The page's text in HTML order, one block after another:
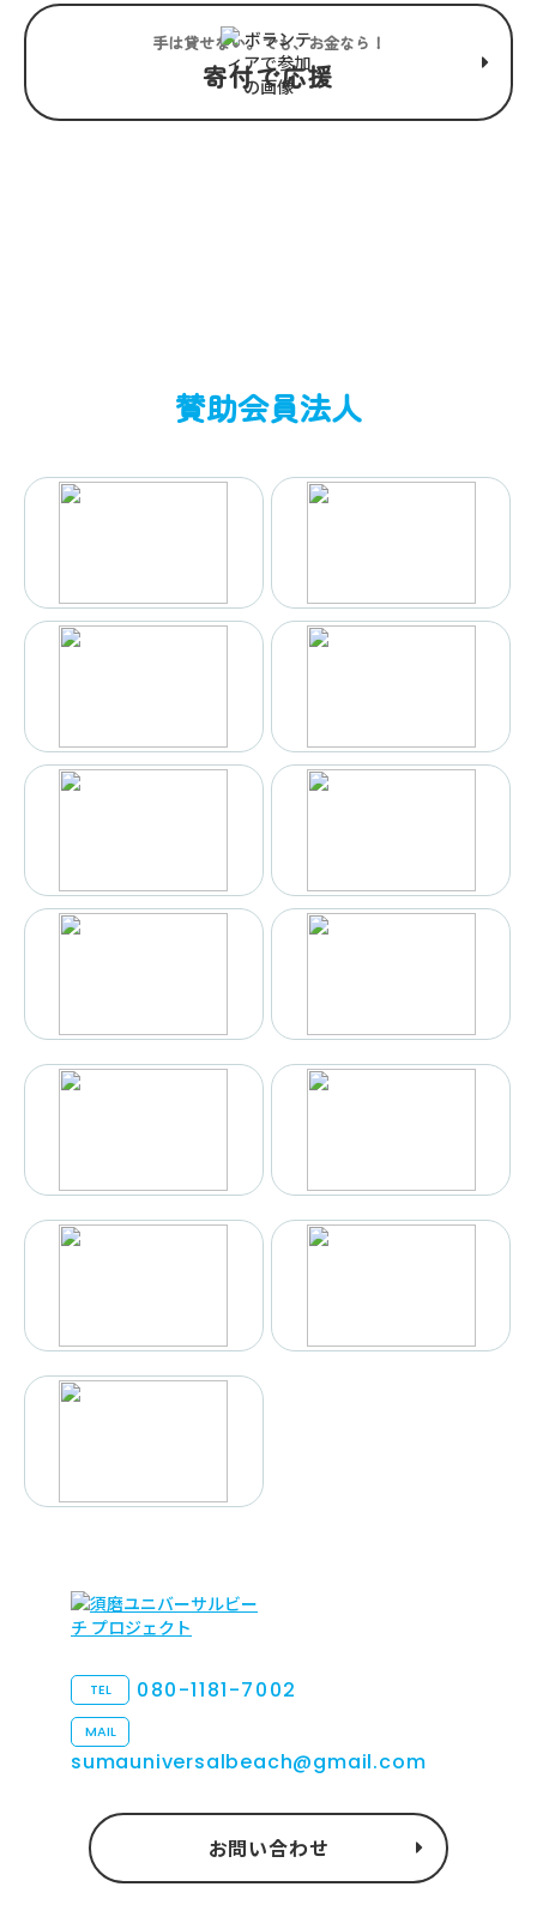
手は貸せない。でも、お金なら！
寄付で応援
賛助会員法人
TEL 080-1181-7002
MAIL
sumauniversalbeach@gmail.com
お問い合わせ